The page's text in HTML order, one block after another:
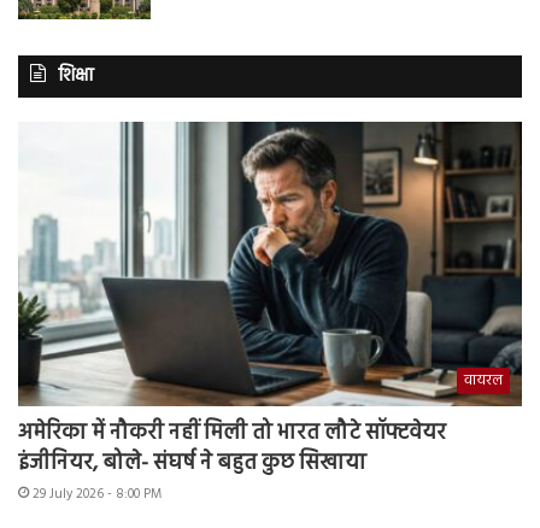
शिक्षा
वायरल
अमेरिका में नौकरी नहीं मिली तो भारत लौटे सॉफ्टवेयर
इंजीनियर, बोले- संघर्ष ने बहुत कुछ सिखाया
29 July 2026 - 8:00 PM